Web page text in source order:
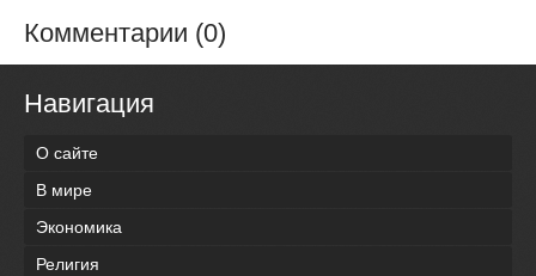
Комментарии (0)
Навигация
О сайте
В мире
Экономика
Религия